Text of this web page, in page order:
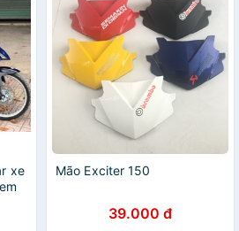
xe
Mão Exciter 150
39.000 đ